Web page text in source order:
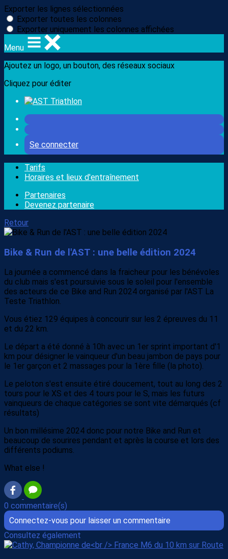
Exporter les lignes sélectionnées
Exporter toutes les colonnes
Exporter uniquement les colonnes affichées
Menu
Ajoutez un logo, un bouton, des réseaux sociaux
Cliquez pour éditer
Se connecter
Tarifs
Horaires et lieux d'entraînement
Partenaires
Devenez partenaire
Retour
Bike & Run de l'AST : une belle édition 2024
La journée a commencé dans la fraicheur pour les bénévoles
du club mais s'est poursuivie sous le soleil pour l'ensemble
des acteurs de ce Bike and Run 2024 organisé par l'AST La
Teste Triathlon.
Vous étiez 129 équipes à concourir sur les 2 épreuves du 11
et du 22 km.
Le départ a été donné à 10h avec un 1er sprint important d'1
km pour désigner le vainqueur d'un beau jambon de pays pour
le 1er garçon et 2 massages pour la 1ère fille (la photo).
Le peloton s'est ensuite étiré doucement, tout au long des 2
tours pour le XS et des 4 tours pour le S, mais les futurs
vainqueurs de chaque catégories se sont vite démarqués (cf
résultats)
Un bon millésime 2024 donc pour notre Bike and Run et
beaucoup de sourires pendant et après la course et lors des
différents podiums.
What else !
0 commentaire(s)
Connectez-vous pour laisser un commentaire
Consultez également